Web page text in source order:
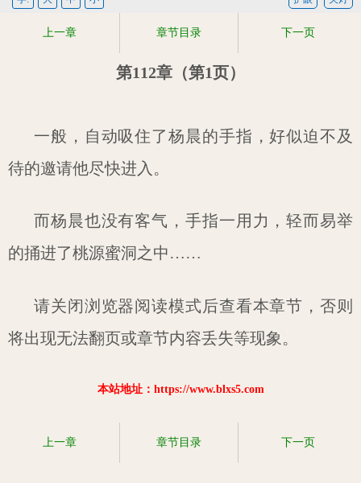
第112章（第1页）
上一章 章节目录 下一页
一般，自动吸住了杨晨的手指，好似迫不及
待的邀请他尽快进入。
而杨晨也没有客气，手指一用力，轻而易举
的捅进了桃源蜜洞之中……
请关闭浏览器阅读模式后查看本章节，否则
将出现无法翻页或章节内容丢失等现象。
本站地址：https://www.blxs5.com
上一章 章节目录 下一页